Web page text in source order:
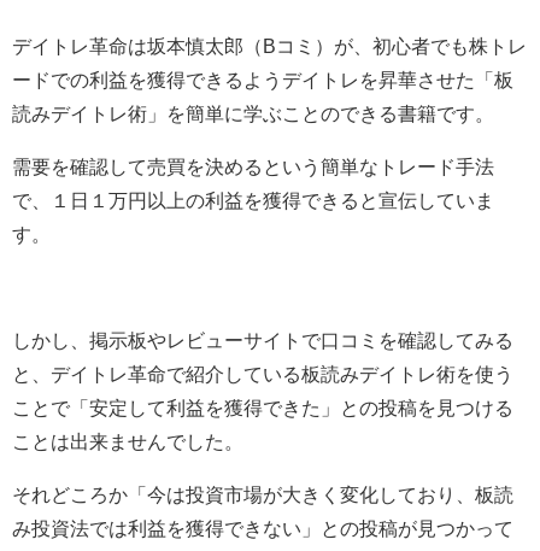
デイトレ革命は坂本慎太郎（Bコミ）が、初心者でも株トレ
ードでの利益を獲得できるようデイトレを昇華させた「板
読みデイトレ術」を簡単に学ぶことのできる書籍です。
需要を確認して売買を決めるという簡単なトレード手法
で、１日１万円以上の利益を獲得できると宣伝していま
す。
しかし、掲示板やレビューサイトで口コミを確認してみる
と、デイトレ革命で紹介している板読みデイトレ術を使う
ことで「安定して利益を獲得できた」との投稿を見つける
ことは出来ませんでした。
それどころか「今は投資市場が大きく変化しており、板読
み投資法では利益を獲得できない」との投稿が見つかって